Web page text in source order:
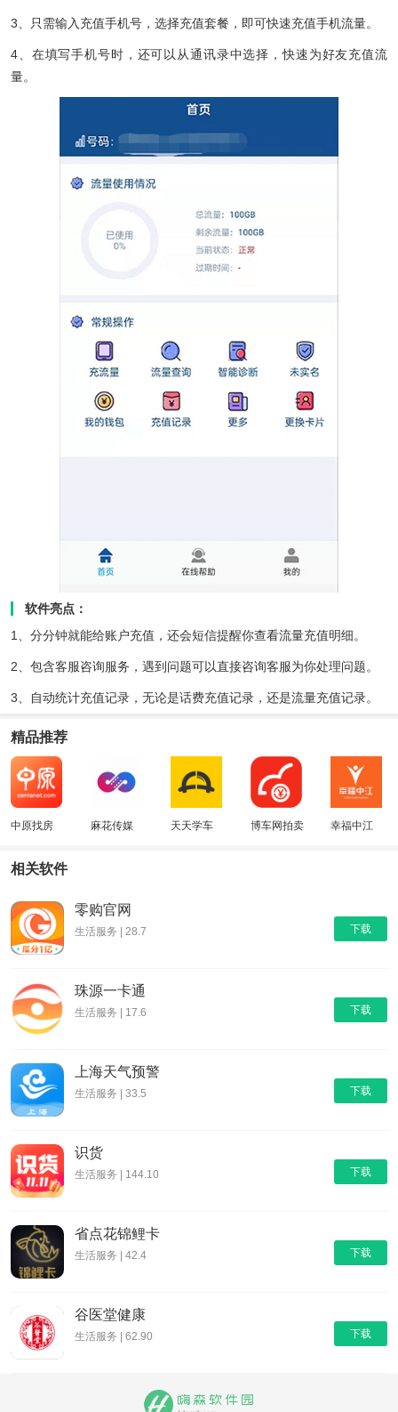
3、只需输入充值手机号，选择充值套餐，即可快速充值手机流量。
4、在填写手机号时，还可以从通讯录中选择，快速为好友充值流
量。
软件亮点：
1、分分钟就能给账户充值，还会短信提醒你查看流量充值明细。
2、包含客服咨询服务，遇到问题可以直接咨询客服为你处理问题。
3、自动统计充值记录，无论是话费充值记录，还是流量充值记录。
精品推荐
中原找房 麻花传媒 天天学车 博车网拍卖 幸福中江
相关软件
下载
零购官网
生活服务 | 28.7
下载
珠源一卡通
生活服务 | 17.6
下载
上海天气预警
生活服务 | 33.5
下载
识货
生活服务 | 144.10
下载
省点花锦鲤卡
生活服务 | 42.4
下载
谷医堂健康
生活服务 | 62.90